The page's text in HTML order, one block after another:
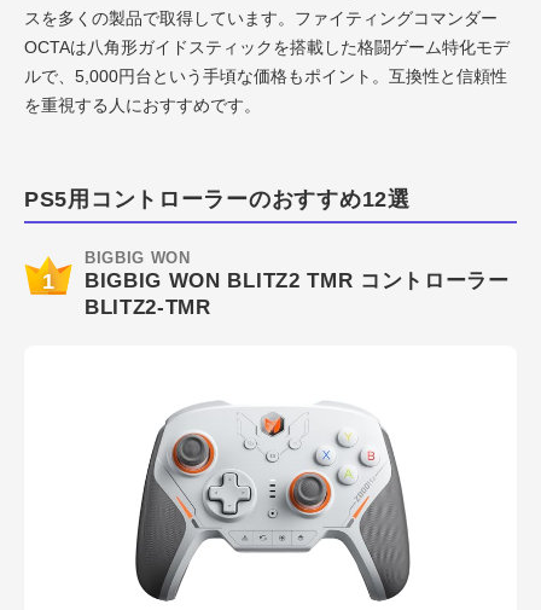
スを多くの製品で取得しています。ファイティングコマンダー
OCTAは八角形ガイドスティックを搭載した格闘ゲーム特化モデ
ルで、5,000円台という手頃な価格もポイント。互換性と信頼性
を重視する人におすすめです。
PS5用コントローラーのおすすめ12選
1
BIGBIG WON
BIGBIG WON BLITZ2 TMR コントローラー
BLITZ2-TMR